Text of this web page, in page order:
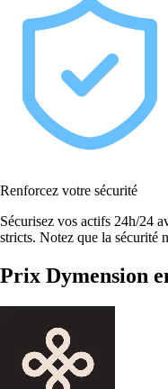
Renforcez votre sécurité
Sécurisez vos actifs 24h/24
stricts. Notez que la sécurité
Prix Dymension